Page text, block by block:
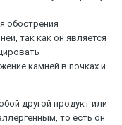
обострения
так как он является
камней в почках и
другой продукт или
то есть он